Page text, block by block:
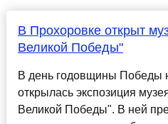
В Прохоровке открыт
Великой Победы"
В день годовщины Победы
открылась экспозиция
Великой Победы". В ней